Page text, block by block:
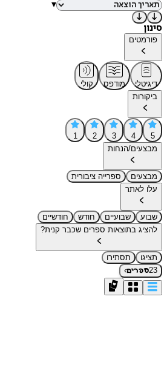
▾
סינון
פורמטים
דיגיטלי מודפס
קולי
ביקורות
5
4
3
2
1
מבצעים/הנחות
מבצעים
ספרייה ציבורית
עלו לאתר
שבוע שבועיים חודש
חודשיים
להציג בתוצאות ספרים שכבר קנית?
תציגו
תסתירו
23ספרים›